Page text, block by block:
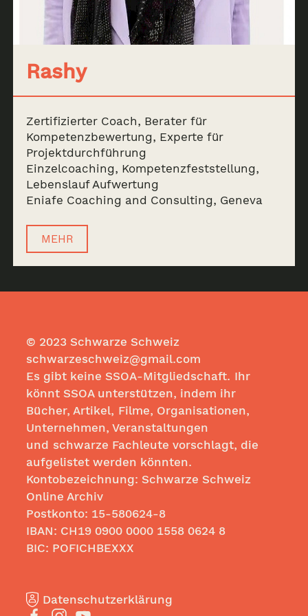
Rashy
Zertifizierter Coach, Berater für
Kompetenzbewertung, Experte für
Projektdurchführung
Einzelcoaching, Kompetenzfeststellung,
Lebenslauf Aufwertung
Eniafe Coaching and Consulting, Geneva
MEHR
© 2023 Schwarze Schweiz
schwarzeschweiz@gmail.com
Es gibt keine SSOA-Mitgliedschaft. Ihr
könnt SSOA unterstützen, indem ihr
Bücher, Artikel, Filme, Organisationen,
Unternehmen, Veranstaltungen
und schwarze Fachleute vorschlagt, die
aufgelistet werden könnten.
Kontobezeichnung: Schwarze Schweiz
Online Archiv
Postkonto: 15-580624-8
IBAN: CH19 0900 0000 1558 0624 8
BIC: POFICHBEXXX
Datenschutzerklärung